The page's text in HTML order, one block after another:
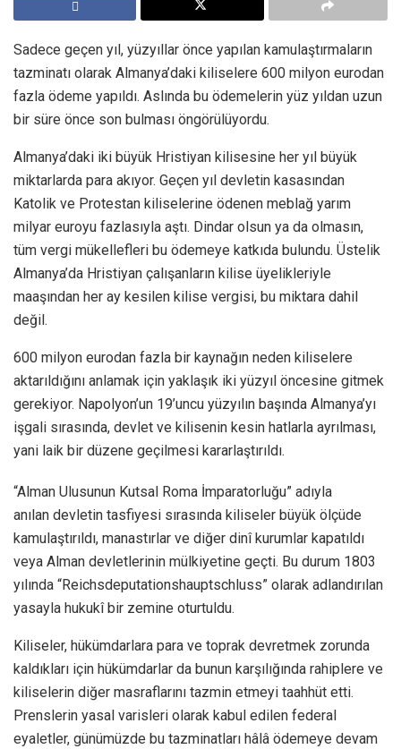
Sadece geçen yıl, yüzyıllar önce yapılan kamulaştırmaların
tazminatı olarak Almanya’daki kiliselere 600 milyon eurodan
fazla ödeme yapıldı. Aslında bu ödemelerin yüz yıldan uzun
bir süre önce son bulması öngörülüyordu.
Almanya’daki iki büyük Hristiyan kilisesine her yıl büyük
miktarlarda para akıyor. Geçen yıl devletin kasasından
Katolik ve Protestan kiliselerine ödenen meblağ yarım
milyar euroyu fazlasıyla aştı. Dindar olsun ya da olmasın,
tüm vergi mükellefleri bu ödemeye katkıda bulundu. Üstelik
Almanya’da Hristiyan çalışanların kilise üyelikleriyle
maaşından her ay kesilen kilise vergisi, bu miktara dahil
değil.
600 milyon eurodan fazla bir kaynağın neden kiliselere
aktarıldığını anlamak için yaklaşık iki yüzyıl öncesine gitmek
gerekiyor. Napolyon’un 19’uncu yüzyılın başında Almanya’yı
işgali sırasında, devlet ve kilisenin kesin hatlarla ayrılması,
yani laik bir düzene geçilmesi kararlaştırıldı.
“Alman Ulusunun Kutsal Roma İmparatorluğu” adıyla
anılan devletin tasfiyesi sırasında kiliseler büyük ölçüde
kamulaştırıldı, manastırlar ve diğer dinî kurumlar kapatıldı
veya Alman devletlerinin mülkiyetine geçti. Bu durum 1803
yılında “Reichsdeputationshauptschluss” olarak adlandırılan
yasayla hukukî bir zemine oturtuldu.
Kiliseler, hükümdarlara para ve toprak devretmek zorunda
kaldıkları için hükümdarlar da bunun karşılığında rahiplere ve
kiliselerin diğer masraflarını tazmin etmeyi taahhüt etti.
Prenslerin yasal varisleri olarak kabul edilen federal
eyaletler, günümüzde bu tazminatları hâlâ ödemeye devam